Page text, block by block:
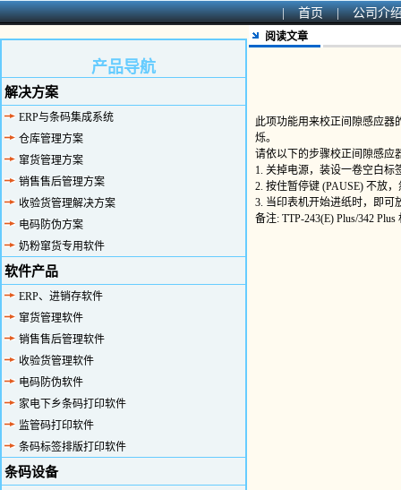
| 首页 | 公司介
产品导航
解决方案
ERP与条码集成系统
仓库管理方案
窜货管理方案
销售售后管理方案
收验货管理解决方案
电码防伪方案
奶粉窜货专用软件
软件产品
ERP、进销存软件
窜货管理软件
销售售后管理软件
收验货管理软件
电码防伪软件
家电下乡条码打印软件
监管码打印软件
条码标签排版打印软件
条码设备
阅读文章
此项功能用来校正间隙感应器
烁。
请依以下的步骤校正间隙感应
1. 关掉电源，装设一卷空白
2. 按住暂停键 (PAUSE) 不放
3. 当印表机开始进纸时，即可
备注: TTP-243(E) Plus/342